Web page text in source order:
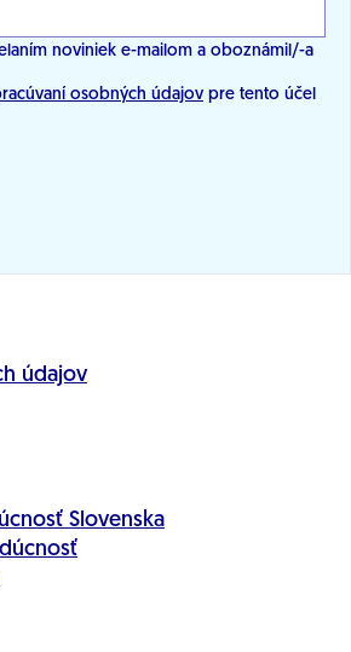
noviniek e-mailom a oboznámil/-a
osobných údajov pre tento účel
údajov
Slovenska